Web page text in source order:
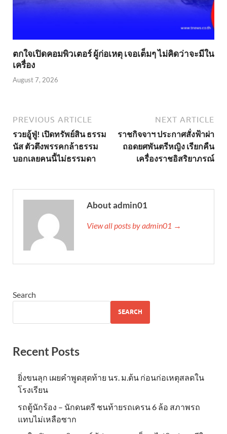
ตกใจเปิดคอมพิวเตอร์ ผู้ก่อเหตุ เจอเต็มๆ ไม่คิดว่าจะมีใน
เครื่อง
August 7, 2026
PREVIOUS ARTICLE
รวยอู้ฟู่! เปิดทรัพย์สิน ธรรม
นัส ตัวตึงพรรคกล้าธรรม
บอกเลยคนนี้ไม่ธรรมดา
NEXT ARTICLE
ราชกิจจาฯ ประกาศสั่งฟ้าผ่า
ถอดยศพันตรีหญิง เรียกคืน
เครื่องราชอิสริยาภรณ์
About admin01
View all posts by admin01 →
Search
SEARCH
Recent Posts
ยิ่งขนลุก เผยคำพูดสุดท้าย นร. ม.ต้น ก่อนก่อเหตุสลดใน
โรงเรียน
รถตู้นักร้อง – นักดนตรี ชนท้ายรถเครน 6 ล้อ สภาพรถ
แทบไม่เหลือซาก